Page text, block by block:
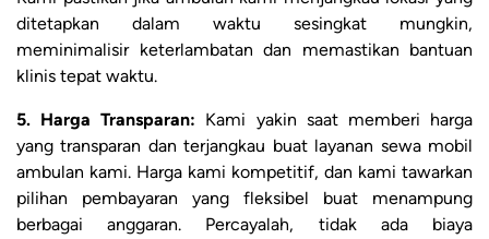
ditetapkan dalam waktu sesingkat mungkin,
meminimalisir keterlambatan dan memastikan bantuan
klinis tepat waktu.
5. Harga Transparan: Kami yakin saat memberi harga
yang transparan dan terjangkau buat layanan sewa mobil
ambulan kami. Harga kami kompetitif, dan kami tawarkan
pilihan pembayaran yang fleksibel buat menampung
berbagai anggaran. Percayalah, tidak ada biaya